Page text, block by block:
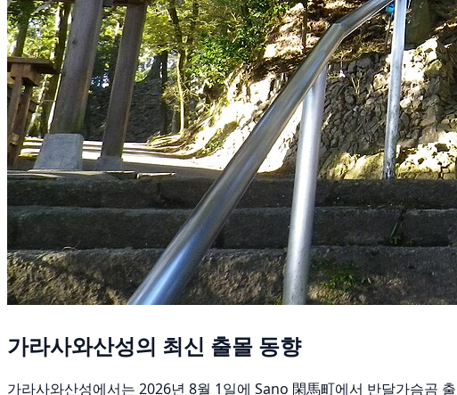
가라사와산성의 최신 출몰 동향
가라사와산성에서는 2026년 8월 1일에 Sano 閑馬町에서 반달가슴곰